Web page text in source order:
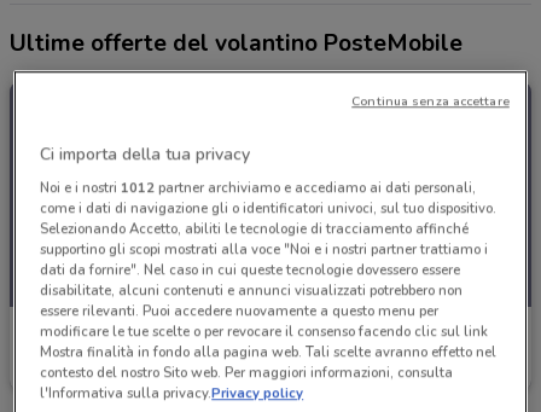
Ultime offerte del volantino PosteMobile
PosteMobile
Scade il 17/08
Ci importa della tua privacy
Noi e i nostri 1012partner archiviamo e accediamo ai dati personali,
come i dati di navigazione gli o identificatori univoci, sul tuo dispositivo.
Selezionando Accetto, abiliti le tecnologie di tracciamento affinché
supportino gli scopi mostrati alla voce "Noi e i nostri partner trattiamo i
dati da fornire". Nel caso in cui queste tecnologie dovessero essere
disabilitate, alcuni contenuti e annunci visualizzati potrebbero non
essere rilevanti. Puoi accedere nuovamente a questo menu per
modificare le tue scelte o per revocare il consenso facendo clic sul link
Mostra finalità in fondo alla pagina web. Tali scelte avranno effetto nel
contesto del nostro Sito web. Per maggiori informazioni, consulta
l'Informativa sulla privacy.Privacy policy
Continua senza accettare